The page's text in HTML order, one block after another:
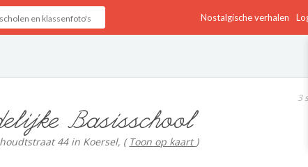
Nostalgische verhalen
Basisschool
44 in Koersel, ( Toon op kaart )
3